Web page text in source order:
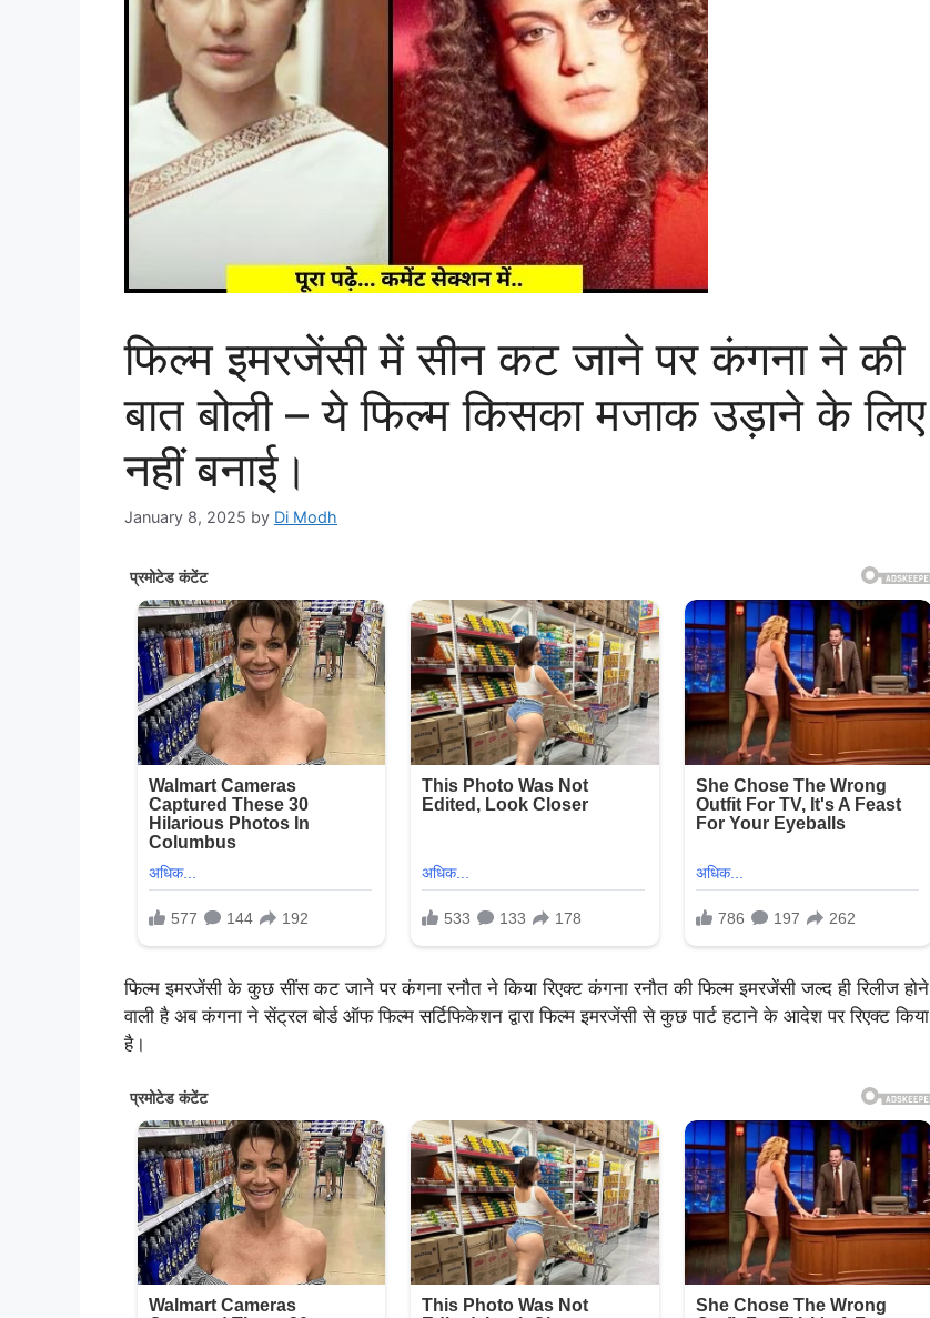
फिल्म इमरजेंसी में सीन कट जाने पर कंगना ने की
बात बोली – ये फिल्म किसका मजाक उड़ाने के लिए
नहीं बनाई।
January 8, 2025 by Di Modh
फिल्म इमरजेंसी के कुछ सींस कट जाने पर कंगना रनौत ने किया रिएक्ट कंगना रनौत की फिल्म इमरजेंसी जल्द ही रिलीज होने
वाली है अब कंगना ने सेंट्रल बोर्ड ऑफ फिल्म सर्टिफिकेशन द्वारा फिल्म इमरजेंसी से कुछ पार्ट हटाने के आदेश पर रिएक्ट किया
है।